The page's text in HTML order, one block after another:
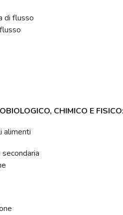
di flusso
CHIMICO E
alimenti